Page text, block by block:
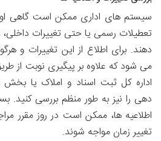
سیستم های اداری ممکن است گاهی
تعطیلات رسمی یا حتی تغییرات داخلی،
دهند. برای اطلاع از این تغییرات و
می شود که علاوه بر پیگیری نوبت از
اداره کل ثبت اسناد و املاک یا بخش
دهی را نیز به طور منظم بررسی کنید.
اطلاعیه ها، ممکن است در روز مقرر
تغییر زمان مواجه شوند.